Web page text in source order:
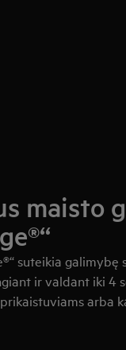
maisto
suteikia
ir valdant iki 4
arba